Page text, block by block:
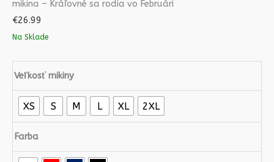
mikina – Kráľovné sa rodia vo Februári
€26.99
Na Sklade
Veľkosť mikiny
XS S M L XL 2XL
Farba